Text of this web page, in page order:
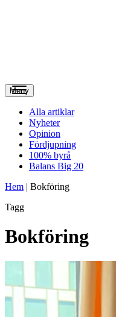
Meny
Alla artiklar
Nyheter
Opinion
Fördjupning
100% byrå
Balans Big 20
Hem | Bokföring
Tagg
Bokföring